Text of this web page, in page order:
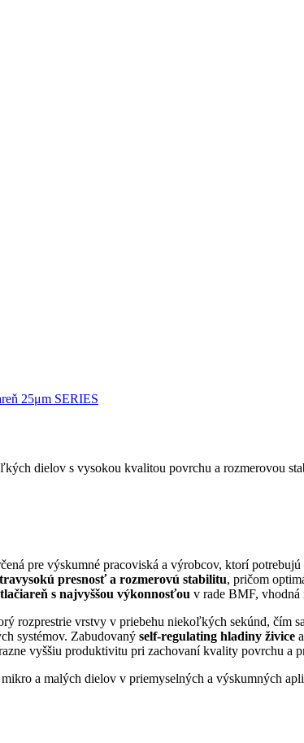
25μm SERIES
dielov s vysokou kvalitou povrchu a rozmerovou
pre výskumné pracoviská a výrobcov, ktorí
presnosť a rozmerovú stabilitu, pričom
tlačiareň s najvyššou výkonnosťou v rade BMF,
rozprestrie vrstvy v priebehu niekoľkých sekúnd, čím
systémov. Zabudovaný self-regulating hladiny živice a
vyššiu produktivitu pri zachovaní kvality povrchu a
a malých dielov v priemyselných a výskumných